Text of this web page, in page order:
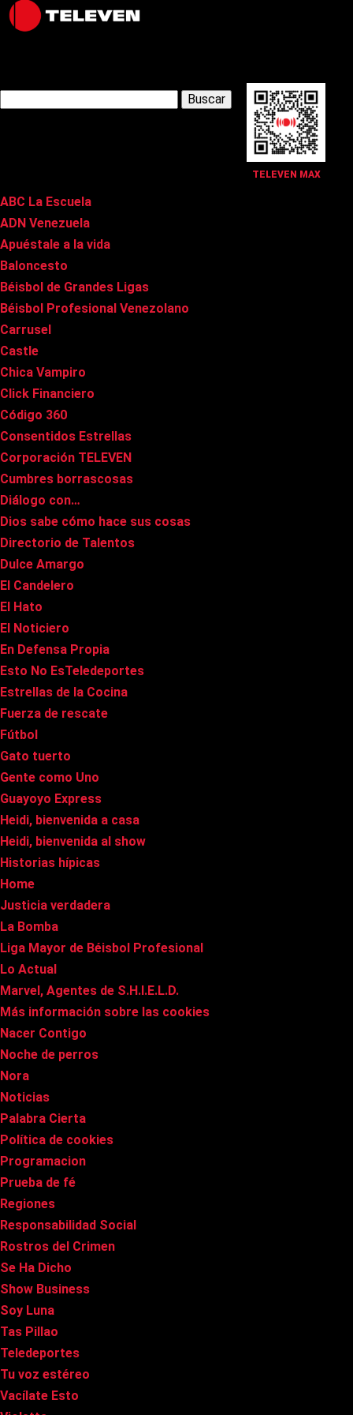
TELEVEN MAX
Latest Posts
ABC La Escuela
ADN Venezuela
Apuéstale a la vida
Baloncesto
Béisbol de Grandes Ligas
Béisbol Profesional Venezolano
Carrusel
Castle
Chica Vampiro
Click Financiero
Código 360
Consentidos Estrellas
Corporación TELEVEN
Cumbres borrascosas
Diálogo con…
Dios sabe cómo hace sus cosas
Directorio de Talentos
Dulce Amargo
El Candelero
El Hato
El Noticiero
En Defensa Propia
Esto No EsTeledeportes
Estrellas de la Cocina
Fuerza de rescate
Fútbol
Gato tuerto
Gente como Uno
Guayoyo Express
Heidi, bienvenida a casa
Heidi, bienvenida al show
Historias hípicas
Home
Justicia verdadera
La Bomba
Liga Mayor de Béisbol Profesional
Lo Actual
Marvel, Agentes de S.H.I.E.L.D.
Más información sobre las cookies
Nacer Contigo
Noche de perros
Nora
Noticias
Palabra Cierta
Política de cookies
Programacion
Prueba de fé
Regiones
Responsabilidad Social
Rostros del Crimen
Se Ha Dicho
Show Business
Soy Luna
Tas Pillao
Teledeportes
Tu voz estéreo
Vacílate Esto